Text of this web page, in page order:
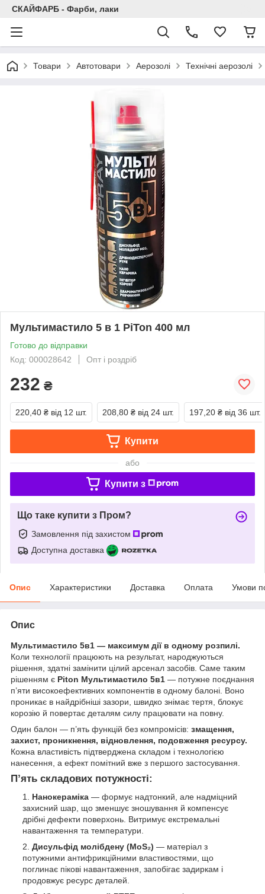
СКАЙФАРБ - Фарби, лаки
Товари Автотовари Аерозолі Технічні аерозолі
Мультимастило 5 в 1 PiTon 400 мл
Готово до відправки
Код: 000028642
Опт і роздріб
232 ₴
220,40 ₴ від 12 шт. 208,80 ₴ від 24 шт. 197,20 ₴ від 36 шт.
Купити
або
Купити з
Що таке купити з Пром?
Замовлення під захистом
Доступна доставка
Опис Характеристики Доставка Оплата Умови
Опис
Мультимастило 5в1 — максимум дії в одному розпилі.
Коли технології працюють на результат, народжуються
рішення, здатні замінити цілий арсенал засобів. Саме таким
рішенням є Piton Мультимастило 5в1 — потужне поєднання
п’яти високоефективних компонентів в одному балоні. Воно
проникає в найдрібніші зазори, швидко знімає тертя, блокує
корозію й повертає деталям силу працювати на повну.
Один балон — п’ять функцій без компромісів: змащення,
захист, проникнення, відновлення, подовження ресурсу.
Кожна властивість підтверджена складом і технологією
нанесення, а ефект помітний вже з першого застосування.
П’ять складових потужності:
Нанокераміка — формує надтонкий, але надміцний
захисний шар, що зменшує зношування й компенсує
дрібні дефекти поверхонь. Витримує екстремальні
навантаження та температури.
Дисульфід молібдену (MoS₂) — матеріал з
потужними антифрикційними властивостями, що
поглинає пікові навантаження, запобігає задиркам і
продовжує ресурс деталей.